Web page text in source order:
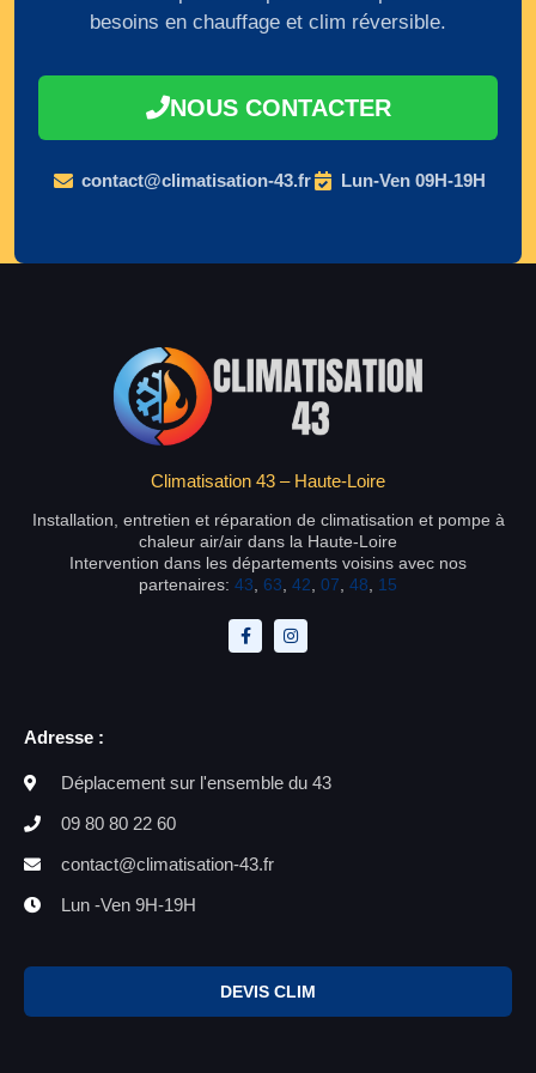
besoins en chauffage et clim réversible.
NOUS CONTACTER
contact@climatisation-43.fr Lun-Ven 09H-19H
Climatisation 43 – Haute-Loire
Installation, entretien et réparation de climatisation et pompe à
chaleur air/air dans la Haute-Loire
Intervention dans les départements voisins avec nos
partenaires: 43 63 42 07 48 15
Adresse :
Déplacement sur l'ensemble du 43
09 80 80 22 60
contact@climatisation-43.fr
Lun -Ven 9H-19H
DEVIS CLIM